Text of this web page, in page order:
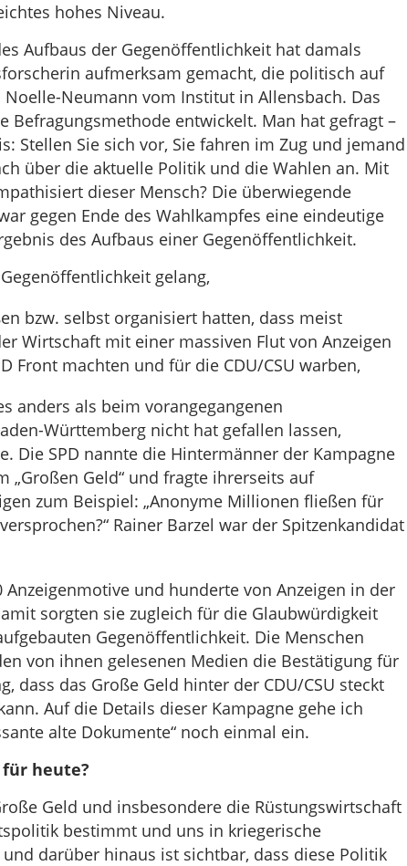
hohes Niveau.
Aufbaus der Gegenöffentlichkeit hat damals
aufmerksam gemacht, die politisch auf
Noelle-Neumann vom Institut in Allensbach. Das
Befragungsmethode entwickelt. Man hat gefragt –
Stellen Sie sich vor, Sie fahren im Zug und jemand
über die aktuelle Politik und die Wahlen an. Mit
dieser Mensch? Die überwiegende
gegen Ende des Wahlkampfes eine eindeutige
des Aufbaus einer Gegenöffentlichkeit.
gelang,
bzw. selbst organisiert hatten, dass meist
Wirtschaft mit einer massiven Flut von Anzeigen
Front machten und für die CDU/CSU warben,
anders als beim vorangegangenen
Württemberg nicht hat gefallen lassen,
Die SPD nannte die Hintermänner der Kampagne
„Großen Geld“ und fragte ihrerseits auf
zum Beispiel: „Anonyme Millionen fließen für
Rainer Barzel war der Spitzenkandidat
Anzeigenmotive und hunderte von Anzeigen in der
sorgten sie zugleich für die Glaubwürdigkeit
Gegenöffentlichkeit. Die Menschen
von ihnen gelesenen Medien die Bestätigung für
dass das Große Geld hinter der CDU/CSU steckt
Auf die Details dieser Kampagne gehe ich
alte Dokumente“ noch einmal ein.
heute?
Geld und insbesondere die Rüstungswirtschaft
bestimmt und uns in kriegerische
darüber hinaus ist sichtbar, dass diese Politik